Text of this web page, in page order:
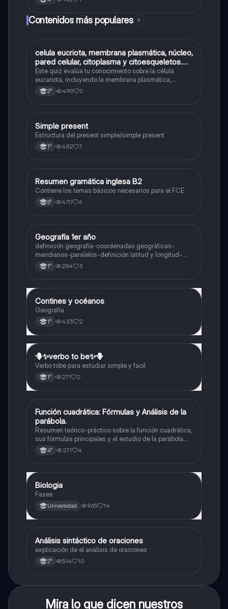
Contenidos más populares 9
CBiología
celula eucriota, membrana plasmática, núcleo,
pared celular, citoplasma y citoesqueletos.
nombre se las partes de la celula eucariota
Este quiz evalúa tu conocimiento sobre la célula
eucariota, incluyendo la membrana plasmática,
núcleo, pared celular, citoplasma y citoesqueleto.
2° 490 0
Inglés
Simple present
Estructura del present simple/simple present
1° 482 7
Inglés
Resumen gramática inglesa B2
Contiene los temas básicos necesarios para el FCE
6° 470 6
Geografía
Geografía 1er año
definición geografía-coordenadas geográficas-
meridianos-paralelos-definición latitud y longitud-
elementos del mapa-definición mapa-localización
relativa y absoluta
1° 284 3
Geografía
Contines y océanos
Geografía
1° 433 2
Inglés
🪻✨️verbo to be✨️🪻
Verbo tobe para estudiar simple y facil
1° 271 2
Matemáticas
Función cuadrática: Fórmulas y Análisis de la
parábola.
Resumen teórico-práctico sobre la función cuadrática,
sus fórmulas principales y el estudio de la parábola
como representación gráfica.Incluye desarrollo de la
forma general, cálculo de raíces, vértice y elementos
4° 271 4
Biología
Biologia
Fases
Universidad 965 14
Lengua
Análisis sintáctico de oraciones
explicación de el análisis de oraciones
2° 514 10
Mira lo que dicen nuestros